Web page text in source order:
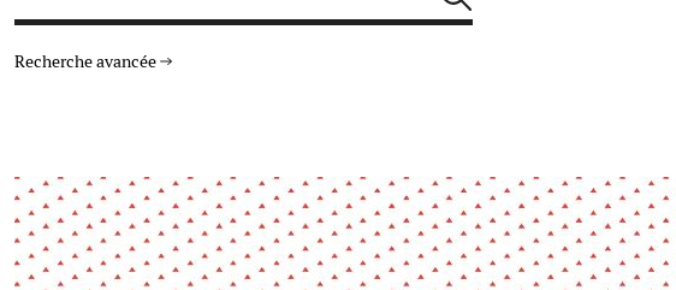
Recherche avancée
Architecture
Arts Design
Énergie
Actualité Animation Application